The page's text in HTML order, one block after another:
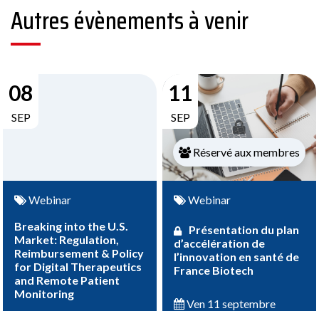
Autres évènements à venir
08
SEP
Webinar
Breaking into the U.S.
Market: Regulation,
Reimbursement & Policy
for Digital Therapeutics
and Remote Patient
Monitoring
11
SEP
Réservé aux membres
Webinar
Présentation du plan
d’accélération de
l’innovation en santé de
France Biotech
Ven 11 septembre